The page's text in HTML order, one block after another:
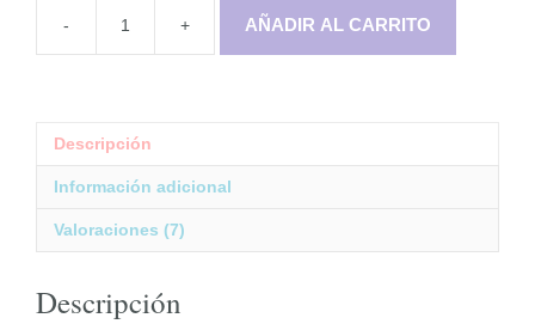
-
Pasta
de
Menta
cantidad
+ AÑADIR AL CARRITO
Descripción
Información adicional
Valoraciones (7)
Descripción